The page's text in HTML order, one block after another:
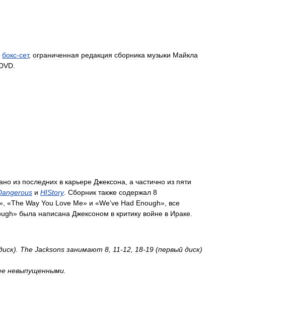
бокс-сет, ограниченная редакция сборника музыки Майкла
из последних в карьере Джексона а частично из пяти
и HIStory. Сборник также содержал 8
«The Way You Love Me» и «We’ve Had Enough», все
» была написана Джексоном в критику войне в Ираке
). The Jacksons занимают 8 11-12 18-19 (первый диск)
невыпущенными